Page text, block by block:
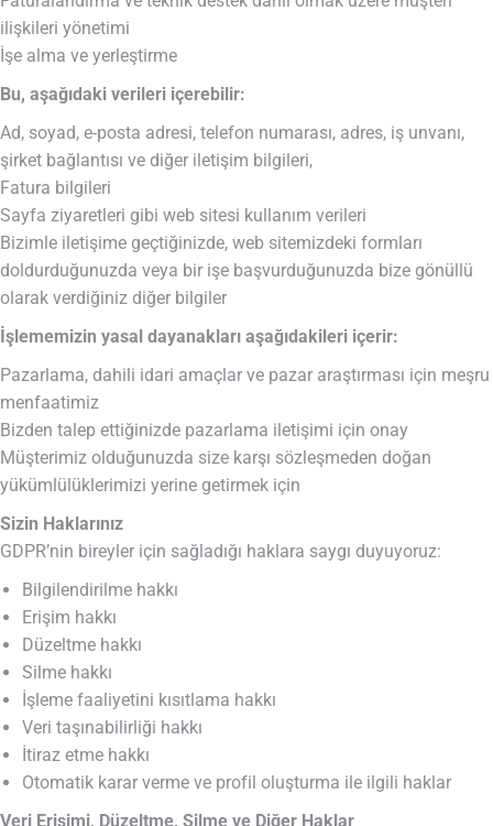
ilişkileri yönetimi
İşe alma ve yerleştirme
Bu, aşağıdaki verileri içerebilir:
Ad, soyad, e-posta adresi, telefon numarası, adres, iş unvanı,
şirket bağlantısı ve diğer iletişim bilgileri,
Fatura bilgileri
Sayfa ziyaretleri gibi web sitesi kullanım verileri
Bizimle iletişime geçtiğinizde, web sitemizdeki formları
doldurduğunuzda veya bir işe başvurduğunuzda bize gönüllü
olarak verdiğiniz diğer bilgiler
İşlememizin yasal dayanakları aşağıdakileri içerir:
Pazarlama, dahili idari amaçlar ve pazar araştırması için meşru
menfaatimiz
Bizden talep ettiğinizde pazarlama iletişimi için onay
Müşterimiz olduğunuzda size karşı sözleşmeden doğan
yükümlülüklerimizi yerine getirmek için
Sizin Haklarınız
GDPR’nin bireyler için sağladığı haklara saygı duyuyoruz:
Bilgilendirilme hakkı
Erişim hakkı
Düzeltme hakkı
Silme hakkı
İşleme faaliyetini kısıtlama hakkı
Veri taşınabilirliği hakkı
İtiraz etme hakkı
Otomatik karar verme ve profil oluşturma ile ilgili haklar
Veri Erişimi, Düzeltme, Silme ve Diğer Haklar